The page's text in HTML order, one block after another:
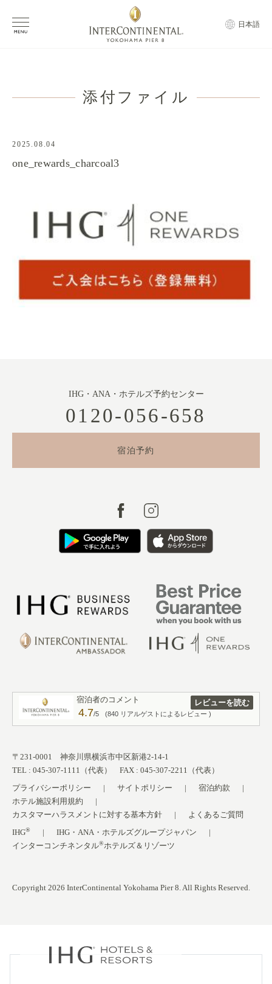
日本語
添付ファイル
2025.08.04
one_rewards_charcoal3
IHG・ANA・ホテルズ予約センター
0120-056-658
宿泊予約
宿泊者のコメント
4.7/5 (840 リアルゲストによるレビュー )
レビューを読む
〒231-0001 神奈川県横浜市中区新港2-14-1
TEL : 045-307-1111（代表） FAX : 045-307-2211（代表）
プライバシーポリシー
サイトポリシー
宿泊約款
ホテル施設利用規約
カスタマーハラスメントに対する基本方針
よくあるご質問
IHG®
IHG・ANA・ホテルズグループジャパン
インターコンチネンタル®ホテルズ＆リゾーツ
Copyright 2026 InterContinental Yokohama Pier 8. All Rights Reserved.